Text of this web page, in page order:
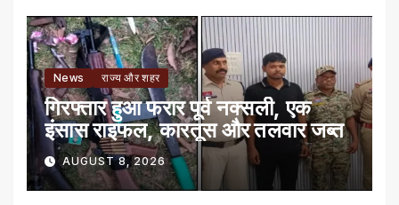
News राज्य और शहर
गिरफ्तार हुआ फरार पूर्व नक्सली, एक
इंसास राइफल, कारतूस और तलवार जब्त
AUGUST 8, 2026